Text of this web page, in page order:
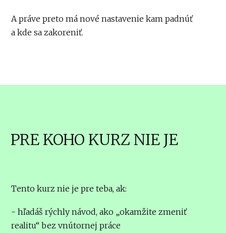
A práve preto má nové nastavenie kam padnúť
a kde sa zakoreniť.
PRE KOHO KURZ NIE JE
Tento kurz nie je pre teba, ak:
- hľadáš rýchly návod, ako „okamžite zmeniť
realitu“ bez vnútornej práce